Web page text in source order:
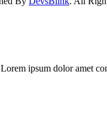
Lorem ipsum dolor amet